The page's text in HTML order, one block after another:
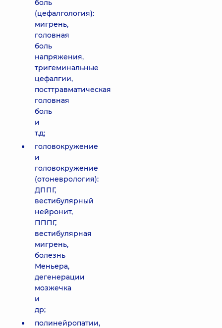
боль
(цефалгология):
мигрень,
головная
боль
напряжения,
тригеминальные
цефалгии,
посттравматическая
головная
боль
и
т.д;
головокружение
и
головокружение
(отоневрология):
ДППГ,
вестибулярный
нейронит,
ПППГ,
вестибулярная
мигрень,
болезнь
Меньера,
дегенерации
мозжечка
и
др;
полинейропатии,